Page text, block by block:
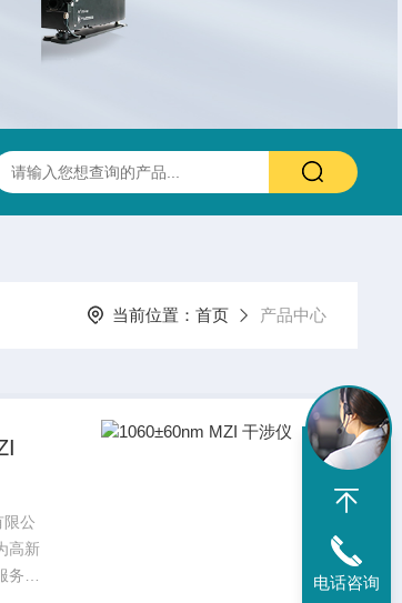
多光谱(透明)窗片 0.37-13.5um 25.4X3.0mm（
当前位置： 首页 产品中心
限公
高新
公
电话咨询